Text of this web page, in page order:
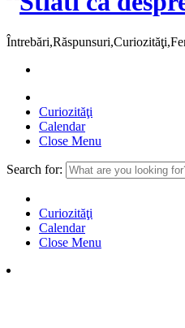
Curiozităţi
Calendar
Close Menu
Search for:
Curiozităţi
Calendar
Close Menu